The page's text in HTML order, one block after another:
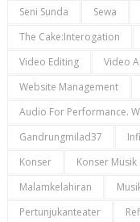
Seni Sunda
Sewa
The Cake:Interogation
Video Editing
Video
Website Management
Audio For Performance.
Gandrungmilad37
Konser
Konser Musik
Malamkelahiran
Pertunjukanteater